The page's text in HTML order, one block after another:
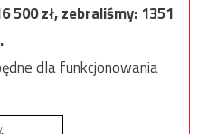
500zł, zebraliśmy:1351
dla funkcjonowania